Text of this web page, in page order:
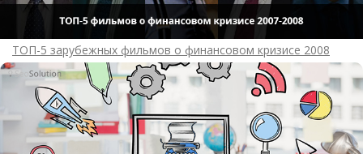
ТОП-5 зарубежных фильмов о финансовом кризисе 2008